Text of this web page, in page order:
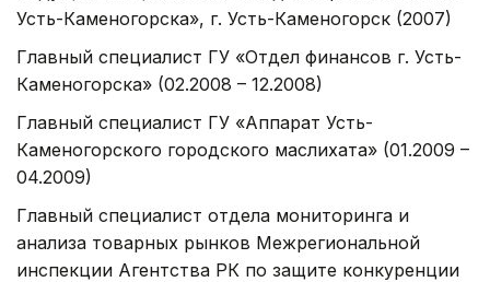
Усть-Каменогорска», г. Усть-Каменогорск (2007)
Главный специалист ГУ «Отдел финансов г. Усть-
Каменогорска» (02.2008 – 12.2008)
Главный специалист ГУ «Аппарат Усть-
Каменогорского городского маслихата» (01.2009 –
04.2009)
Главный специалист отдела мониторинга и
анализа товарных рынков Межрегиональной
инспекции Агентства РК по защите конкуренции